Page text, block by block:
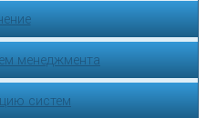
менеджмента
систем